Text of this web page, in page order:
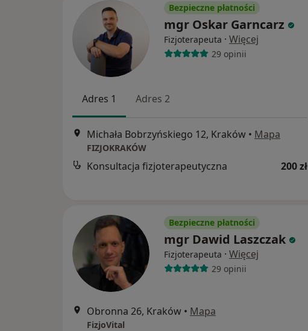
Bezpieczne płatności
mgr Oskar Garncarz
Fizjoterapeuta · Więcej
29 opinii
Adres 1 Adres 2
Michała Bobrzyńskiego 12, Kraków • Mapa
FIZJOKRAKÓW
Konsultacja fizjoterapeutyczna 200 zł
Bezpieczne płatności
mgr Dawid Laszczak
Fizjoterapeuta · Więcej
29 opinii
Obronna 26, Kraków • Mapa
FizjoVital